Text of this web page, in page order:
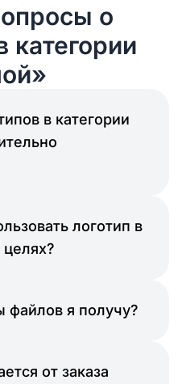
о
категории
в категории
логотип в
файлов я получу?
от заказа